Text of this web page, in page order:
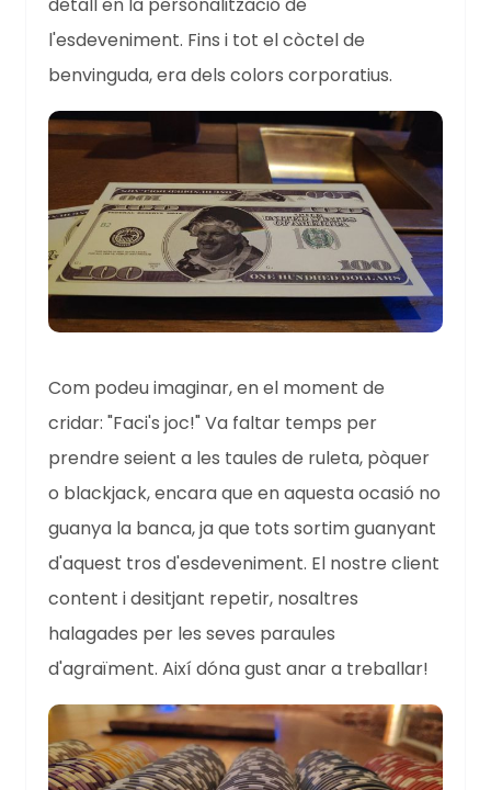
l'esdeveniment. Fins i tot el còctel de
benvinguda, era dels colors corporatius.
Com podeu imaginar, en el moment de
cridar: "Faci's joc!" Va faltar temps per
prendre seient a les taules de ruleta, pòquer
o blackjack, encara que en aquesta ocasió no
guanya la banca, ja que tots sortim guanyant
d'aquest tros d'esdeveniment. El nostre client
content i desitjant repetir, nosaltres
halagades per les seves paraules
d'agraïment. Així dóna gust anar a treballar!